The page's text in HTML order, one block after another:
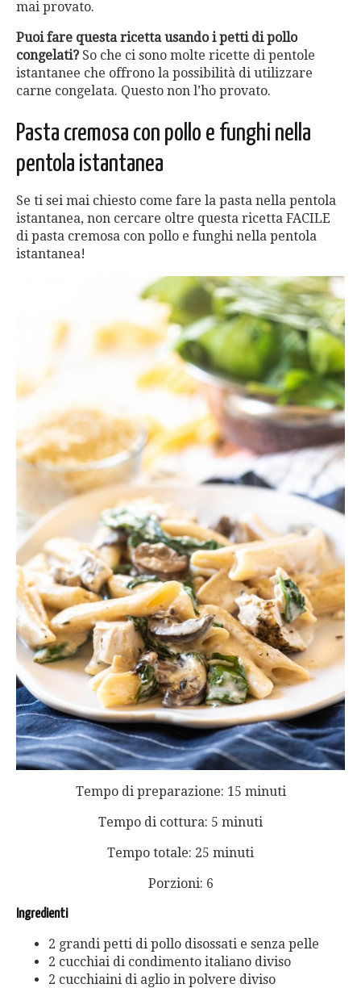
mai provato.
Puoi fare questa ricetta usando i petti di pollo
congelati?So che ci sono molte ricette di pentole
istantanee che offrono la possibilità di utilizzare
carne congelata. Questo non l’ho provato.
Pasta cremosa con pollo e funghi nella
pentola istantanea
Se ti sei mai chiesto come fare la pasta nella pentola
istantanea, non cercare oltre questa ricetta FACILE
di pasta cremosa con pollo e funghi nella pentola
istantanea!
Tempo di preparazione: 15 minuti
Tempo di cottura: 5 minuti
Tempo totale: 25 minuti
Porzioni: 6
Ingredienti
2 grandi petti di pollo disossati e senza pelle
2 cucchiai di condimento italiano diviso
2 cucchiaini di aglio in polvere diviso